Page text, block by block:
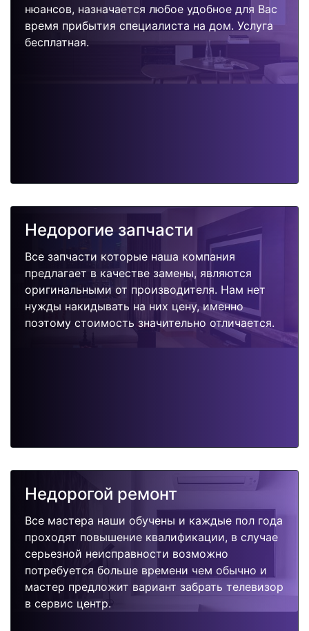
нюансов, назначается любое удобное для Вас
время прибытия специалиста на дом. Услуга
бесплатная.
Недорогие запчасти
Все запчасти которые наша компания
предлагает в качестве замены, являются
оригинальными от производителя. Нам нет
нужды накидывать на них цену, именно
поэтому стоимость значительно отличается.
Недорогой ремонт
Все мастера наши обучены и каждые пол года
проходят повышение квалификации, в случае
серьезной неисправности возможно
потребуется больше времени чем обычно и
мастер предложит вариант забрать телевизор
в сервис центр.